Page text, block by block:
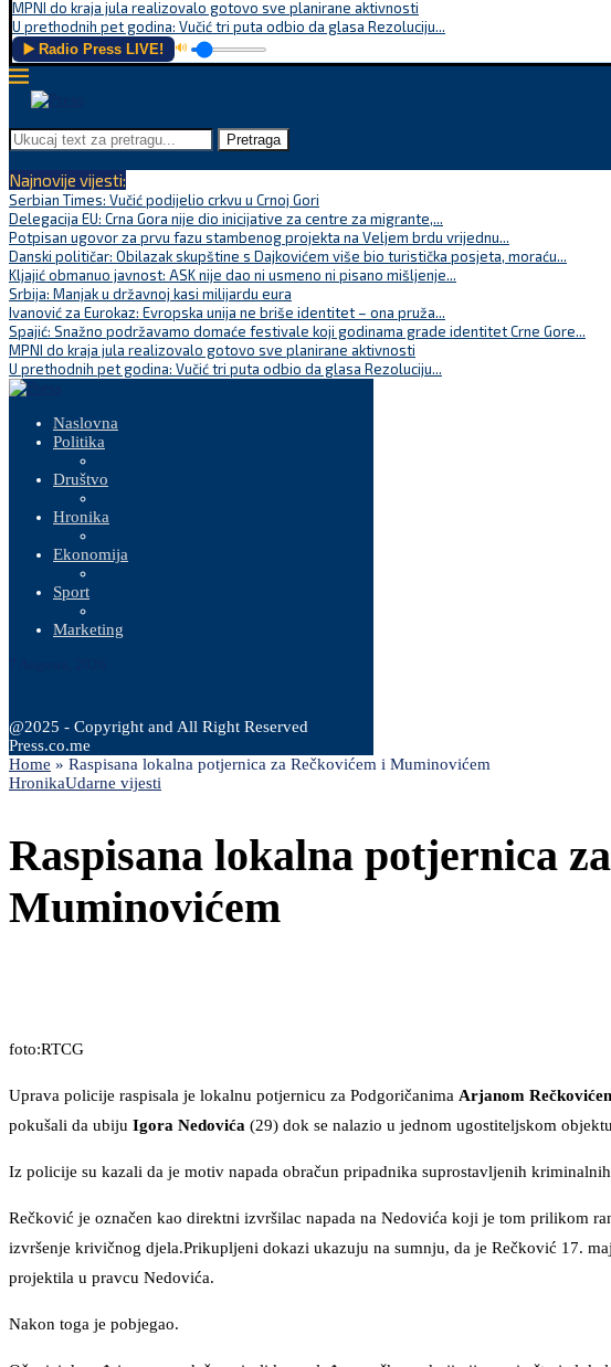
MPNI do kraja jula realizovalo gotovo sve planirane aktivnosti
U prethodnih pet godina: Vučić tri puta odbio da glasa Rezoluciju...
▶️ Radio Press LIVE! 🔊
Pretraga
Najnovije vijesti:
Serbian Times: Vučić podijelio crkvu u Crnoj Gori
Delegacija EU: Crna Gora nije dio inicijative za centre za migrante,...
Potpisan ugovor za prvu fazu stambenog projekta na Veljem brdu vrijednu...
Danski političar: Obilazak skupštine s Dajkovićem više bio turistička posjeta, moraću...
Kljajić obmanuo javnost: ASK nije dao ni usmeno ni pisano mišljenje...
Srbija: Manjak u državnoj kasi milijardu eura
Ivanović za Eurokaz: Evropska unija ne briše identitet – ona pruža...
Spajić: Snažno podržavamo domaće festivale koji godinama grade identitet Crne Gore...
MPNI do kraja jula realizovalo gotovo sve planirane aktivnosti
U prethodnih pet godina: Vučić tri puta odbio da glasa Rezoluciju...
Naslovna
Politika
Društvo
Hronika
Ekonomija
Sport
Marketing
@2025 - Copyright and All Right Reserved
Press.co.me
Home » Raspisana lokalna potjernica za Rečkovićem i Muminovićem
HronikaUdarne vijesti
Raspisana lokalna potjernica
Muminovićem
foto:RTCG
Uprava policije raspisala je lokalnu potjernicu za Podgoričanima Arjanom
pokušali da ubiju Igora Nedovića (29) dok se nalazio u jednom ugostiteljskom
Iz policije su kazali da je motiv napada obračun pripadnika suprostavljenih
Rečković je označen kao direktni izvršilac napada na Nedovića koji je tom prilikom
izvršenje krivičnog djela.Prikupljeni dokazi ukazuju na sumnju, da je Rečković 17.
projektila u pravcu Nedovića.
Nakon toga je pobjegao.